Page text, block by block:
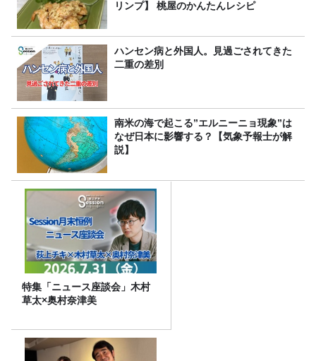
リンプ】 桃屋のかんたんレシピ
ハンセン病と外国人。見過ごされてきた
二重の差別
南米の海で起こる”エルニーニョ現象”は
なぜ日本に影響する？【気象予報士が解
説】
特集「ニュース座談会」木村
草太×奥村奈津美